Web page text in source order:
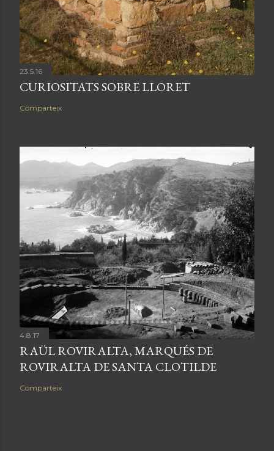
23.5.16
CURIOSITATS SOBRE LLORET
Comparteix
4.8.17
RAÜL ROVIRALTA, MARQUÉS DE
ROVIRALTA DE SANTA CLOTILDE
Comparteix